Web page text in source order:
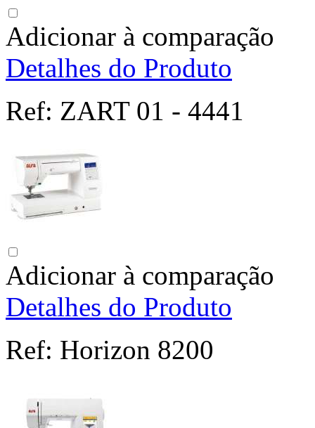
Adicionar à comparação
Detalhes do Produto
Ref: ZART 01 - 4441
Adicionar à comparação
Detalhes do Produto
Ref: Horizon 8200